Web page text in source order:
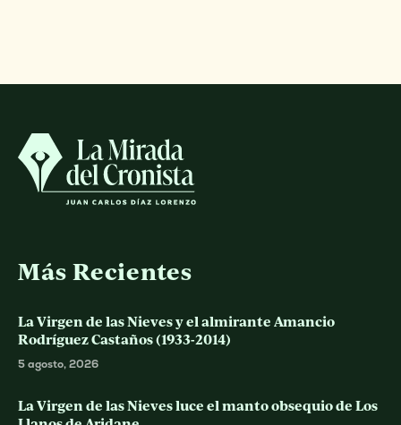
Más Recientes
La Virgen de las Nieves y el almirante Amancio
Rodríguez Castaños (1933-2014)
5 agosto, 2026
La Virgen de las Nieves luce el manto obsequio de Los